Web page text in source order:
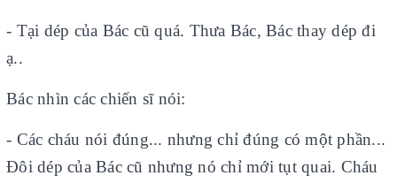
- Tại dép của Bác cũ quá. Thưa Bác, Bác thay dép đi
ạ..
Bác nhìn các chiến sĩ nói:
- Các cháu nói đúng... nhưng chỉ đúng có một phần...
Đôi dép của Bác cũ nhưng nó chỉ mới tụt quai. Cháu